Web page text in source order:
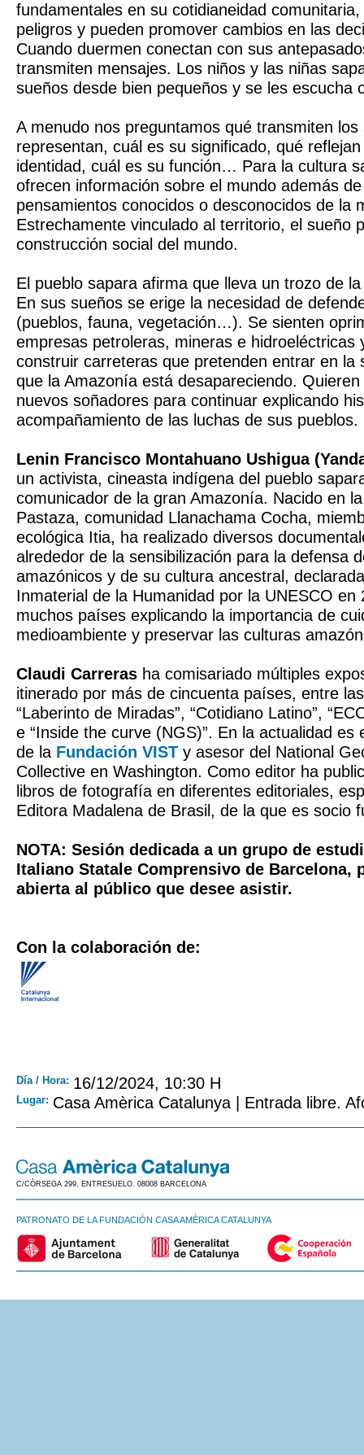
fundamentales en su cotidianeidad
peligros y pueden promover cambios en las
Cuando duermen conectan con sus
transmiten mensajes. Los niños y las niñas
sueños desde bien pequeños y se les escucha
A menudo nos preguntamos qué transmiten los
representan, cuál es su significado, qué
identidad, cuál es su función… Para la cultura
ofrecen información sobre el mundo además
pensamientos conocidos o desconocidos de la
Estrechamente vinculado al territorio, el sueño
construcción social del mundo.
El pueblo sapara afirma que lleva un trozo de
En sus sueños se erige la necesidad de
(pueblos, fauna, vegetación…). Se sienten
empresas petroleras, mineras e hidroeléctricas
construir carreteras que pretenden entrar en la
que la Amazonía está desapareciendo.
nuevos soñadores para continuar explicando
acompañamiento de las luchas de sus pueblos.
Lenin Francisco Montahuano Ushigua
un activista, cineasta indígena del pueblo
comunicador de la gran Amazonía. Nacido en
Pastaza, comunidad Llanachama Cocha,
ecológica Itia, ha realizado diversos
alrededor de la sensibilización para la defensa
amazónicos y de su cultura ancestral,
Inmaterial de la Humanidad por la UNESCO en
muchos países explicando la importancia de
medioambiente y preservar las culturas
Claudi Carreras ha comisariado múltiples
itinerado por más de cincuenta países, entre
“Laberinto de Miradas”, “Cotidiano Latino”,
e “Inside the curve (NGS)”. En la actualidad es
de la Fundación VIST y asesor del National
Collective en Washington. Como editor ha
libros de fotografía en diferentes editoriales,
Editora Madalena de Brasil, de la que es socio
NOTA: Sesión dedicada a un grupo de
Italiano Statale Comprensivo de Barcelona,
abierta al público que desee asistir.
Con la colaboración de:
Día / Hora: 16/12/2024, 10:30 H
Lugar: Casa Amèrica Catalunya | Entrada libre.
C/CÒRSEGA 299, ENTRESUELO. 08008 BARCELONA
PATRONATO DE LA FUNDACIÓN CASA AMÈRICA CATALUNYA